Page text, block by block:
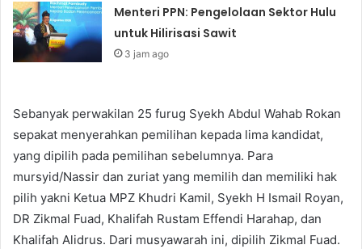
Menteri PPN: Pengelolaan Sektor Hulu
untuk Hilirisasi Sawit
3 jam ago
Sebanyak perwakilan 25 furug Syekh Abdul Wahab Rokan
sepakat menyerahkan pemilihan kepada lima kandidat,
yang dipilih pada pemilihan sebelumnya. Para
mursyid/Nassir dan zuriat yang memilih dan memiliki hak
pilih yakni Ketua MPZ Khudri Kamil, Syekh H Ismail Royan,
DR Zikmal Fuad, Khalifah Rustam Effendi Harahap, dan
Khalifah Alidrus. Dari musyawarah ini, dipilih Zikmal Fuad.